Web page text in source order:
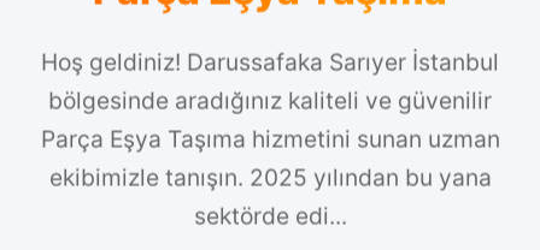
Hoş geldiniz! Darussafaka Sarıyer İstanbul
bölgesinde aradığınız kaliteli ve güvenilir
Parça Eşya Taşıma hizmetini sunan uzman
ekibimizle tanışın. 2025 yılından bu yana
sektörde edi...